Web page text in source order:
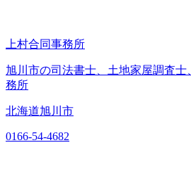
上村合同事務所
旭川市の司法書士、土地家屋調査
務所
北海道旭川市
0166-54-4682